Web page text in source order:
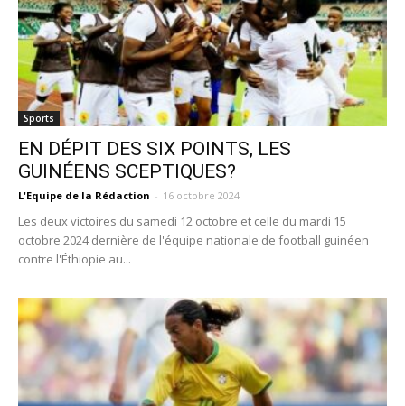
Sports
EN DÉPIT DES SIX POINTS, LES
GUINÉENS SCEPTIQUES?
L'Equipe de la Rédaction - 16 octobre 2024
Les deux victoires du samedi 12 octobre et celle du mardi 15
octobre 2024 dernière de l'équipe nationale de football guinéen
contre l'Éthiopie au...